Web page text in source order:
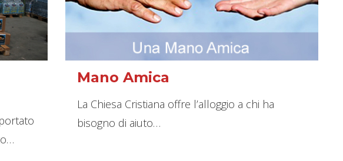
Mano Amica
La Chiesa Cristiana offre l’alloggio a chi ha
bisogno di aiuto…